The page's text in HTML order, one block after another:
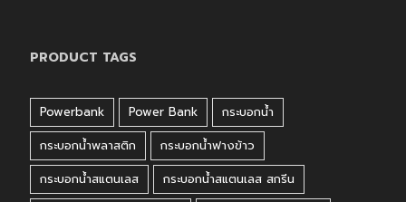
PRODUCT TAGS
Powerbank Power Bank
กระบอกน้ำ
กระบอกน้ำพลาสติก
กระบอกน้ำฟางข้าว
กระบอกน้ำสแตนเลส
กระบอกน้ำสแตนเลส สกรีน